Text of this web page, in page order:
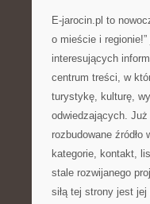
E-jarocin.pl to
o mieście i
interesujących
centrum treści, w
turystykę, kulturę,
odwiedzających.
rozbudowane
kategorie, kontakt,
stale rozwijanego
siłą tej strony jest